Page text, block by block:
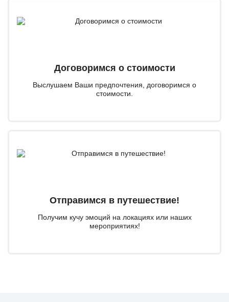
Договоримся о стоимости
Выслушаем Ваши предпочтения, договоримся о
стоимости.
Отправимся в путешествие!
Получим кучу эмоций на локациях или наших
мероприятиях!